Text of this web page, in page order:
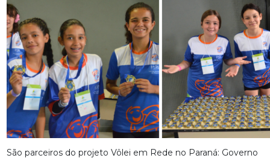
São parceiros do projeto Vôlei em Rede no Paraná: Governo